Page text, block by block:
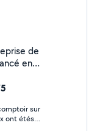
de
en
parquets,
sur
ont étés